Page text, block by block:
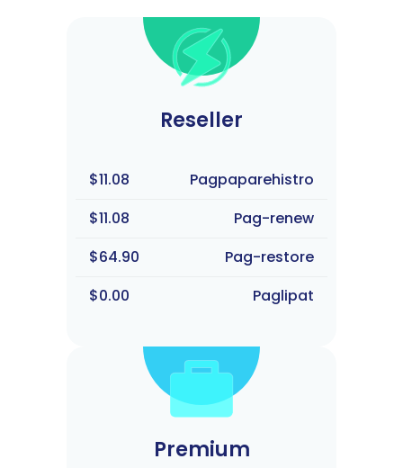
Reseller
$11.08
Pagpaparehistro
$11.08
Pag-renew
$64.90
Pag-restore
$0.00
Paglipat
Premium